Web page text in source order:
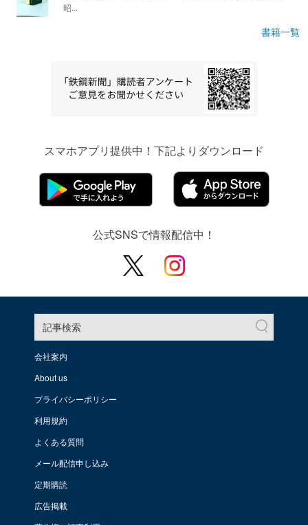
昭...
書籍一覧
スマホアプリ提供中！下記よりダウンロード
公式SNSで情報配信中！
記事検索
会社案内
About us
プライバシーポリシー
利用規約
よくある質問
メール配信申し込み
定期購読
広告掲載